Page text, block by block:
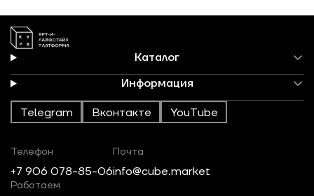
Каталог
Информация
Telegram Вконтакте YouTube
Телефон
+7 906 078-85-06
Почта
info@cube.market
Работаем